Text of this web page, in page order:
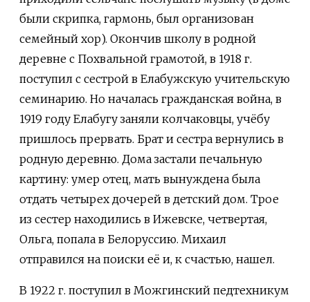
были скрипка, гармонь, был организован
семейный хор). Окончив школу в родной
деревне с Похвальной грамотой, в 1918 г.
поступил с сестрой в Елабужскую учительскую
семинарию. Но началась гражданская война, в
1919 году Елабугу заняли колчаковцы, учёбу
пришлось прервать. Брат и сестра вернулись в
родную деревню. Дома застали печальную
картину: умер отец, мать вынуждена была
отдать четырех дочерей в детский дом. Трое
из сестер находились в Ижевске, четвертая,
Ольга, попала в Белоруссию. Михаил
отправился на поиски её и, к счастью, нашел.
В 1922 г. поступил в Можгинский педтехникум